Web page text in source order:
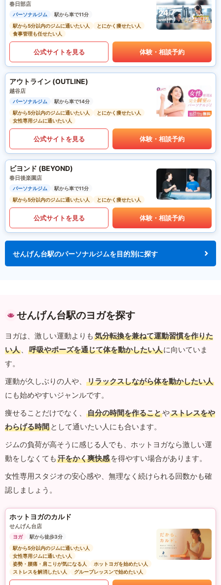
春日部店
パーソナルジム
駅から車で11分
駅から5分以内のジムに通いたい人
とにかく痩せたい人
食事管理も任せたい人
公式サイトを見る 体験・相談予約
アウトライン (OUTLINE)
越谷店
パーソナルジム
駅から車で14分
駅から5分以内のジムに通いたい人
とにかく痩せたい人
女性専用ジムに通いたい人
公式サイトを見る 体験・相談予約
ビヨンド (BEYOND)
春日後楽園店
パーソナルジム
駅から車で11分
駅から5分以内のジムに通いたい人
とにかく痩せたい人
公式サイトを見る 体験・相談予約
せんげん台駅のパーソナルジムを目的別に探す
せんげん台駅のヨガを探す
ヨガは、激しい運動よりも 気分転換を兼ねて運動習慣を作りた
い人 、 呼吸やポーズを通じて体を動かしたい人に向いていま
す。
運動が久しぶりの人や、
リラックスしながら体を動かしたい人
にも始めやすいジャンルです。
痩せることだけでなく、
自分の時間を作ることやストレスをや
わらげる時間 として通いたい人にも合います。
ジムの負荷が高そうに感じる人でも、ホットヨガなら激しい運
動をしなくても 汗をかく爽快感 を得やすい場合があります。
女性専用スタジオの安心感や、無理なく続けられる回数かも確
認しましょう。
ホットヨガのカルド
せんげん台店
ヨガ
駅から徒歩3分
駅から5分以内のジムに通いたい人
女性専用ジムに通いたい人
姿勢・腰痛・肩こりが気になる人
ホットヨガを始めたい人
ストレスを解消したい人
グループレッスンで始めたい人